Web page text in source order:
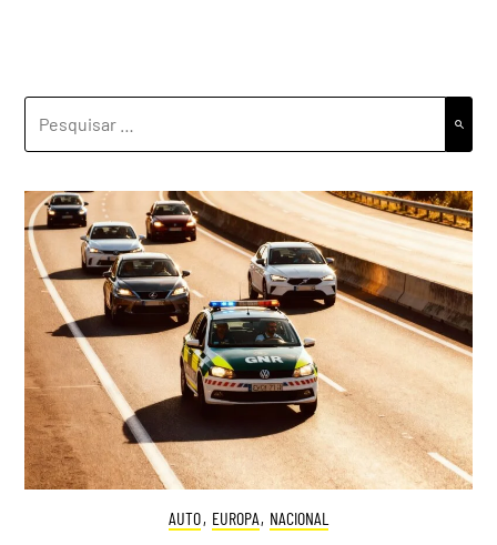
AUTO, EUROPA, NACIONAL